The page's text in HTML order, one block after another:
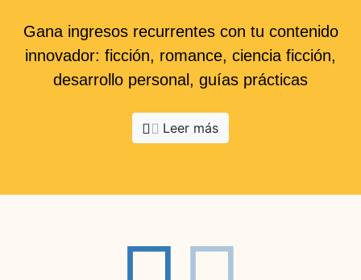
Gana ingresos recurrentes con tu contenido
innovador: ficción, romance, ciencia ficción,
desarrollo personal, guías prácticas
Leer más